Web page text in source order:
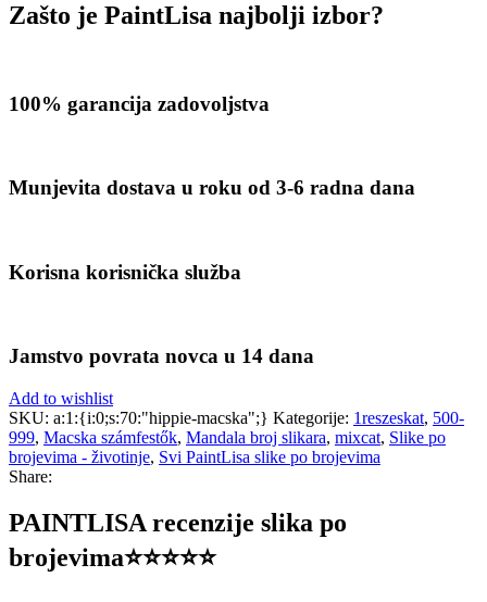
Zašto je PaintLisa najbolji izbor?
100% garancija zadovoljstva
Munjevita dostava u roku od 3-6 radna dana
Korisna korisnička služba
Jamstvo povrata novca u 14 dana
Add to wishlist
SKU: a:1:{i:0;s:70:"hippie-macska";} Kategorije: 1reszeskat, 500-
999, Macska számfestők, Mandala broj slikara, mixcat, Slike po
brojevima - životinje, Svi PaintLisa slike po brojevima
Share:
PAINTLISA recenzije slika po
brojevima⭐️⭐️⭐️⭐️⭐️